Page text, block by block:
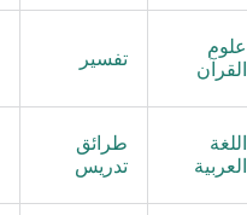
علوم
القرآن
تفسير
اللغة
العربية
طرائق
تدريس